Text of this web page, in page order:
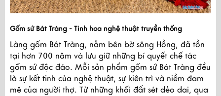
Gốm sứ Bát Tràng - Tinh hoa nghệ thuật truyền thống
Làng gốm Bát Tràng, nằm bên bờ sông Hồng, đã tồn
tại hơn 700 năm và lưu giữ những bí quyết chế tác
gốm sứ độc đáo. Mỗi sản phẩm gốm sứ Bát Tràng đều
là sự kết tinh của nghệ thuật, sự kiên trì và niềm đam
mê của người thợ. Từ những khối đất sét dẻo dai, qua